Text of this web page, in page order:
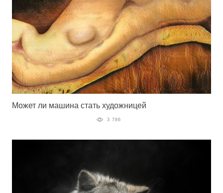
Может ли машина стать художницей
3 786